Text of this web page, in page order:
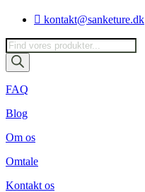
Videre
indhold
kontakt@sanketure.dk
Products
search
FAQ
Blog
Om os
Omtale
Kontakt os